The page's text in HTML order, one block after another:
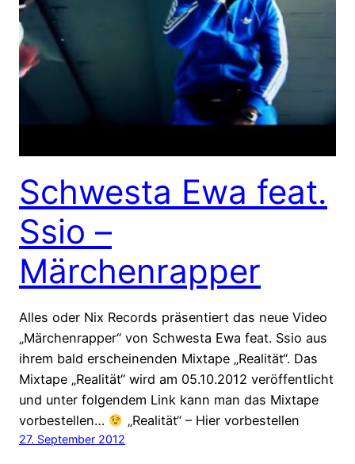
Schwesta Ewa feat.
Ssio –
Märchenrapper
Alles oder Nix Records präsentiert das neue Video
„Märchenrapper“ von Schwesta Ewa feat. Ssio aus
ihrem bald erscheinenden Mixtape „Realität“. Das
Mixtape „Realität“ wird am 05.10.2012 veröffentlicht
und unter folgendem Link kann man das Mixtape
vorbestellen…
„Realität“ – Hier vorbestellen
27. September 2012